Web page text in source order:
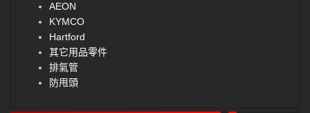
AEON
KYMCO
Hartford
其它用品零件
排氣管
防甩頭